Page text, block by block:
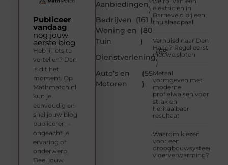
Aanbiedingen
)
Bedrijven
(161 )
Woning en
Tuin
(80
)
Dienstverlening
(65
)
Auto’s en
Motoren
(55
)
elektricien in
Barneveld bij een
thuislaadpaal
Verhuisd naar Den
Haag? Regel eerst
nieuwe sloten
Metaal
vormgeven met
moderne
profielwalsen voor
strak en
herhaalbaar
resultaat
Waarom kiezen
voor een
droogbouwsysteem
vloerverwarming?
Publiceer
vandaag
nog jouw
eerste blog
Heb jij iets te
vertellen? Dan
is dit het
moment. Op
Mathmatch.nl
kun je
eenvoudig en
snel jouw blog
publiceren –
ongeacht je
ervaring of
onderwerp.
Deel jouw